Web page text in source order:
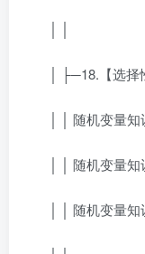
│ ├─18.【选
│ │ 随机变量
│ │ 随机变量
│ │ 随机变量